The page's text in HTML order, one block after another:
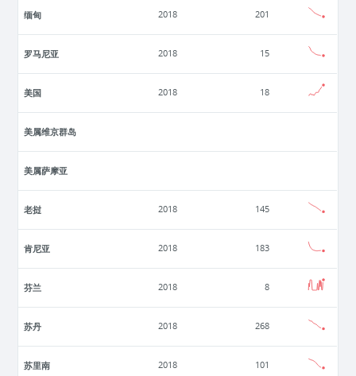
缅甸 2018 201
罗马尼亚 2018 15
美国 2018 18
美属维京群岛
美属萨摩亚
老挝 2018 145
肯尼亚 2018 183
芬兰 2018 8
苏丹 2018 268
苏里南 2018 101